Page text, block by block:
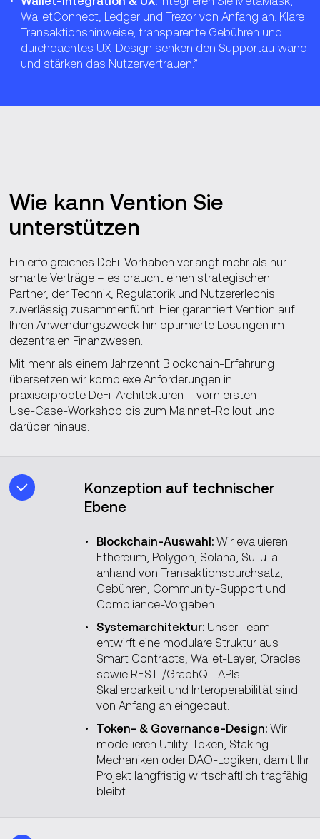
WalletConnect, Ledger und Trezor von Anfang an. Klare
Transaktionshinweise, transparente Gebühren und
durchdachtes UX-Design senken den Supportaufwand
und stärken das Nutzervertrauen.”
Wie kann Vention Sie
unterstützen
Ein erfolgreiches DeFi‑Vorhaben verlangt mehr als nur
smarte Verträge – es braucht einen strategischen
Partner, der Technik, Regulatorik und Nutzererlebnis
zuverlässig zusammenführt. Hier garantiert Vention auf
Ihren Anwendungszweck hin optimierte Lösungen im
dezentralen Finanzwesen.
Mit mehr als einem Jahrzehnt Blockchain‑Erfahrung
übersetzen wir komplexe Anforderungen in
praxiserprobte DeFi‑Architekturen – vom ersten
Use‑Case‑Workshop bis zum Mainnet‑Rollout und
darüber hinaus.
Konzeption auf technischer
Ebene
Blockchain-Auswahl:Wir evaluieren
Ethereum, Polygon, Solana, Sui u. a.
anhand von Transaktions­durchsatz,
Gebühren, Community-Support und
Compliance-Vorgaben.
Systemarchitektur:Unser Team
entwirft eine modulare Struktur aus
Smart Contracts, Wallet-Layer, Oracles
sowie REST-/GraphQL-APIs –
Skalierbarkeit und Interoperabilität sind
von Anfang an eingebaut.
Token- & Governance-Design:Wir
modellieren Utility-Token, Staking-
Mechaniken oder DAO-Logiken, damit Ihr
Projekt langfristig wirtschaftlich tragfähig
bleibt.